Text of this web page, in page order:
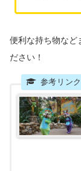
便利な持ち物など
ださい！